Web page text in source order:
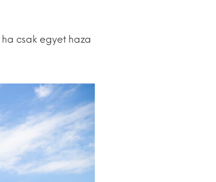
csak egyet haza